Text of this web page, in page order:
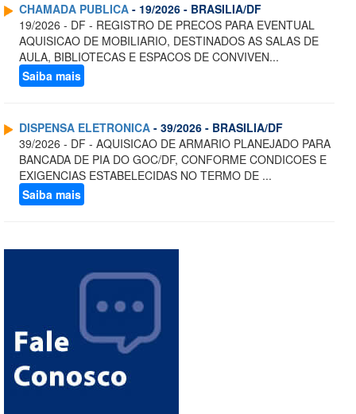
CHAMADA PUBLICA - 19/2026 - BRASILIA/DF
19/2026 - DF - REGISTRO DE PRECOS PARA EVENTUAL
AQUISICAO DE MOBILIARIO, DESTINADOS AS SALAS DE
AULA, BIBLIOTECAS E ESPACOS DE CONVIVEN...
Saiba mais
DISPENSA ELETRONICA - 39/2026 - BRASILIA/DF
39/2026 - DF - AQUISICAO DE ARMARIO PLANEJADO PARA
BANCADA DE PIA DO GOC/DF, CONFORME CONDICOES E
EXIGENCIAS ESTABELECIDAS NO TERMO DE ...
Saiba mais